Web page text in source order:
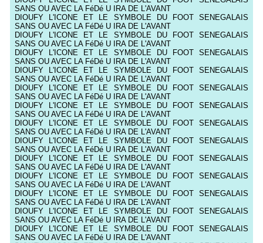
SANS OU AVEC LA FéDé U IRA DE L'AVANT
DIOUFY L'ICONE ET LE SYMBOLE DU FOOT SENEGALAIS
SANS OU AVEC LA FéDé U IRA DE L'AVANT
DIOUFY L'ICONE ET LE SYMBOLE DU FOOT SENEGALAIS
SANS OU AVEC LA FéDé U IRA DE L'AVANT
DIOUFY L'ICONE ET LE SYMBOLE DU FOOT SENEGALAIS
SANS OU AVEC LA FéDé U IRA DE L'AVANT
DIOUFY L'ICONE ET LE SYMBOLE DU FOOT SENEGALAIS
SANS OU AVEC LA FéDé U IRA DE L'AVANT
DIOUFY L'ICONE ET LE SYMBOLE DU FOOT SENEGALAIS
SANS OU AVEC LA FéDé U IRA DE L'AVANT
DIOUFY L'ICONE ET LE SYMBOLE DU FOOT SENEGALAIS
SANS OU AVEC LA FéDé U IRA DE L'AVANT
DIOUFY L'ICONE ET LE SYMBOLE DU FOOT SENEGALAIS
SANS OU AVEC LA FéDé U IRA DE L'AVANT
DIOUFY L'ICONE ET LE SYMBOLE DU FOOT SENEGALAIS
SANS OU AVEC LA FéDé U IRA DE L'AVANT
DIOUFY L'ICONE ET LE SYMBOLE DU FOOT SENEGALAIS
SANS OU AVEC LA FéDé U IRA DE L'AVANT
DIOUFY L'ICONE ET LE SYMBOLE DU FOOT SENEGALAIS
SANS OU AVEC LA FéDé U IRA DE L'AVANT
DIOUFY L'ICONE ET LE SYMBOLE DU FOOT SENEGALAIS
SANS OU AVEC LA FéDé U IRA DE L'AVANT
DIOUFY L'ICONE ET LE SYMBOLE DU FOOT SENEGALAIS
SANS OU AVEC LA FéDé U IRA DE L'AVANT
DIOUFY L'ICONE ET LE SYMBOLE DU FOOT SENEGALAIS
SANS OU AVEC LA FéDé U IRA DE L'AVANT